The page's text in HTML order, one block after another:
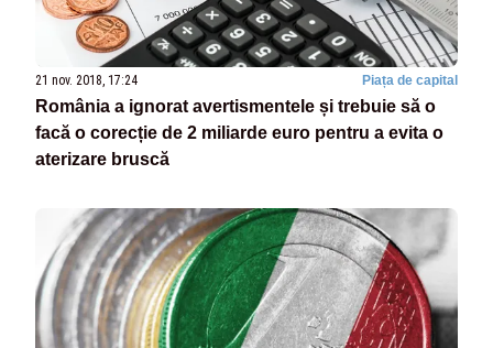
21 nov. 2018, 17:24 Piața de capital
România a ignorat avertismentele și trebuie să o
facă o corecție de 2 miliarde euro pentru a evita o
aterizare bruscă